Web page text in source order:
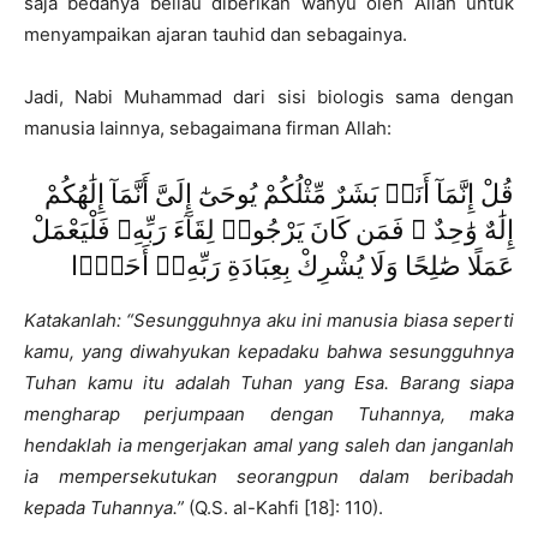
menyampaikan ajaran tauhid dan sebagainya.
Jadi, Nabi Muhammad dari sisi biologis sama dengan
manusia lainnya, sebagaimana firman Allah:
إِلَٰهٌ وَٰحِدٌ ۖ فَمَن كَانَ يَرْجُوا۟ لِقَآءَ رَبِّهِۦ فَلْيَعْمَلْ
عَمَلًا صَٰلِحًا وَلَا يُشْرِكْ بِعِبَادَةِ رَبِّهِۦٓ أَحَدًۢا
Katakanlah: “Sesungguhnya aku ini manusia biasa seperti
kamu, yang diwahyukan kepadaku bahwa sesungguhnya
Tuhan kamu itu adalah Tuhan yang Esa. Barang siapa
mengharap perjumpaan dengan Tuhannya, maka
hendaklah ia mengerjakan amal yang saleh dan janganlah
ia mempersekutukan seorangpun dalam beribadah
kepada Tuhannya.” (Q.S. al-Kahfi [18]: 110).